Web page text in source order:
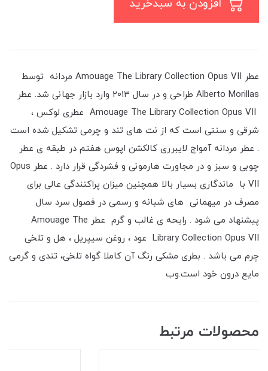
عطر Amouage The Library Collection Opus VII مردانه توسط
Alberto Morillas طراحی و در سال ۲۰۱۳ وارد بازار جهانی شد. عطر
Amouage The Library Collection Opus VII عطری لوکس ،
شرقی و سنتی است که از نت های تند و چرمی تشکیل شده است
. عطر مردانه آمواج لایبرری کالکشن اپوس هفتم در طبقه ی عطر
چوبی و سبز و در مجاورت هارمونی و فشردگی قرار دارد . عطر Opus
VII با ماندگاری بسیار بالا همچنین میزان پراکنندگی عالی برای
مصرف در میهمانی های شبانه و رسمی در فصول سرد سال
پیشنهاد می شود . رایحه ی غالب و گرم عطر Amouage The
Library Collection Opus VII عود ، روغن سیپریل ، هل و تلخی
چرم می باشد . بطری مشکی رنگ آن کاملا گواه تلخی، تندی و گرمی
مایع درون خود است.وب
محصولات مرتبط